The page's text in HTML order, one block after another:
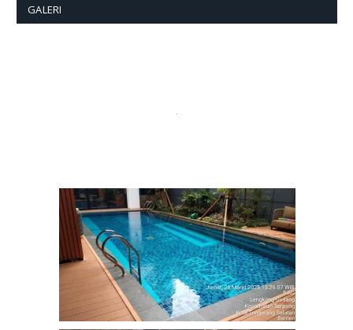
GALERI